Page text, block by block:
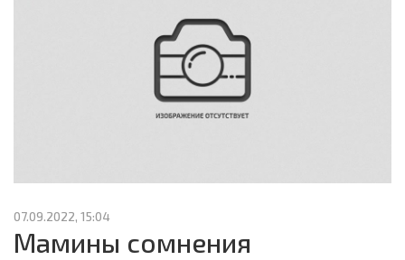
07.09.2022, 15:04
Мамины сомнения